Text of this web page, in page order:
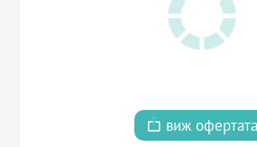
виж офертата